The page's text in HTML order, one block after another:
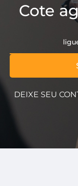
Cote
DEIXE SEU